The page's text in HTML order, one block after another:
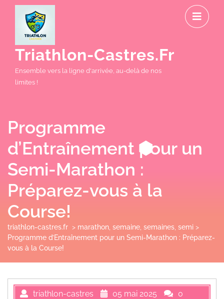
Triathlon-Castres.fr
Ensemble vers la ligne d'arrivée, au-delà de nos
limites !
Programme
d’Entraînement pour un
Semi-Marathon :
Préparez-vous à la
Course!
triathlon-castres.fr > marathon semaine semaines semi >
Programme d’Entraînement pour un Semi-Marathon : Préparez-
vous à la Course!
triathlon-castres 05 mai 2025
0